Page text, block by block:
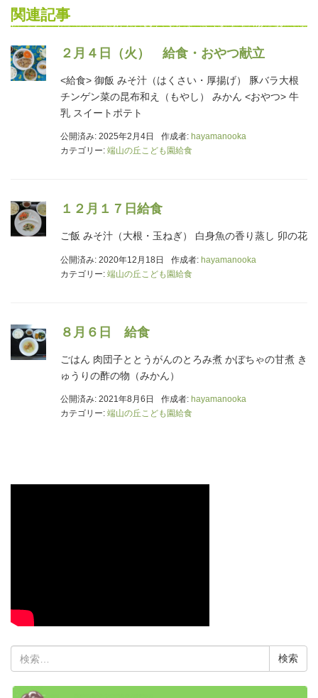
関連記事
２月４日（火） 給食・おやつ献立
<給食> 御飯 みそ汁（はくさい・厚揚げ） 豚バラ大根
チンゲン菜の昆布和え（もやし） みかん <おやつ> 牛
乳 スイートポテト
公開済み: 2025年2月4日 作成者: hayamanooka
カテゴリー: 端山の丘こども園給食
１２月１７日給食
ご飯 みそ汁（大根・玉ねぎ） 白身魚の香り蒸し 卯の花
公開済み: 2020年12月18日 作成者: hayamanooka
カテゴリー: 端山の丘こども園給食
８月６日 給食
ごはん 肉団子ととうがんのとろみ煮 かぼちゃの甘煮 き
ゅうりの酢の物（みかん）
公開済み: 2021年8月6日 作成者: hayamanooka
カテゴリー: 端山の丘こども園給食
索: